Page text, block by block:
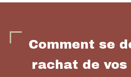
Comment se
rachat de vos